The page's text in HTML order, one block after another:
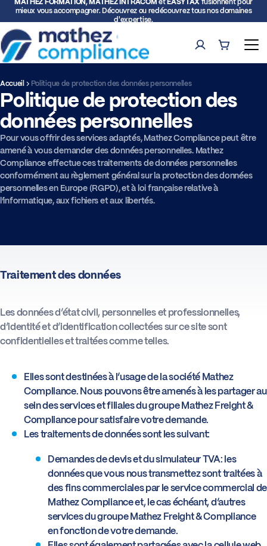
mieux vous accompagner. Découvrez ou redécouvrez tous nos domaines
d'expertise.
ComptePanier (0)
Formations
Expertise TVA et Douane
Facturation électronique
Boîte à outils
Accueil Politique de protection des données personnelles
Politique de protection des
données personnelles
Pour vous offrir des services adaptés, Mathez Compliance peut être
amené à vous demander des données personnelles. Mathez
Compliance effectue ces traitements de données personnelles
conformément au règlement général sur la protection des données
personnelles en Europe (RGPD), et à loi française relative à
l’informatique, aux fichiers et aux libertés.
Traitement des données
Les données d’état civil, personnelles et professionnelles,
d’identité et d’identification collectées sur ce site sont
confidentielles et traitées comme telles.
Elles sont destinées à l’usage de la société Mathez
Compliance. Nous pouvons être amenés à les partager au
sein des services et filiales du groupe Mathez Freight &
Compliance pour satisfaire votre demande.
Les traitements de données sont les suivant:
Demandes de devis et du simulateur TVA: les
données que vous nous transmettez sont traitées à
des fins commerciales par le service commercial de
Mathez Compliance et, le cas échéant, d’autres
services du groupe Mathez Freight & Compliance
en fonction de votre demande.